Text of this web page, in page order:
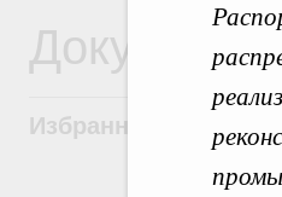
Документы
Избранные